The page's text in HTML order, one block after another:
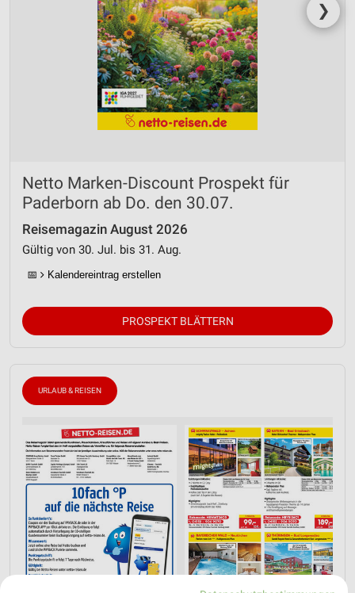
❯
Netto Marken-Discount Prospekt für
Paderborn ab Do. den 30.07.
Reisemagazin August 2026
Gültig von 30. Jul. bis 31. Aug.
📅 Kalendereintrag erstellen
PROSPEKT BLÄTTERN
URLAUB & REISEN